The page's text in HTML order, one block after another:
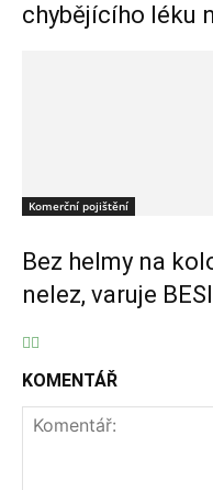
chybějícího léku
Komerční pojištění
Bez helmy na
nelez, varuje
KOMENTÁŘ